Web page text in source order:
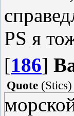
PS я
[186]
Quote (Stics)